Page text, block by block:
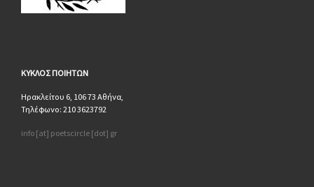
ΚΥΚΛΟΣ ΠΟΙΗΤΩΝ
Ηρακλείτου 6, 106 73 Αθήνα,
Τηλέφωνο: 210 3623792
info [at] poetscircle [dot] gr